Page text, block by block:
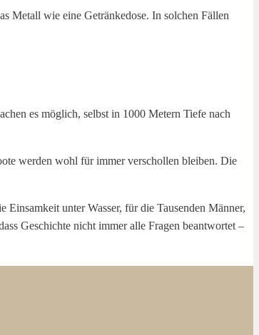
Metall wie eine Getränkedose. In solchen Fällen
es möglich, selbst in 1000 Metern Tiefe nach
werden wohl für immer verschollen bleiben. Die
unter Wasser, für die Tausenden Männer,
Geschichte nicht immer alle Fragen beantwortet –